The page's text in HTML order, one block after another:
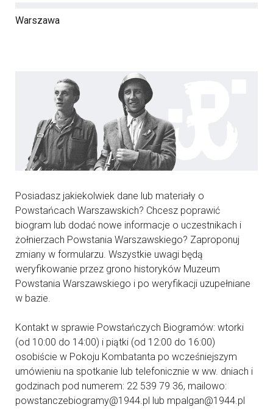
Warszawa
Posiadasz jakiekolwiek dane lub materiały o
Powstańcach Warszawskich? Chcesz poprawić
biogram lub dodać nowe informacje o uczestnikach i
żołnierzach Powstania Warszawskiego? Zaproponuj
zmiany w formularzu. Wszystkie uwagi będą
weryfikowanie przez grono historyków Muzeum
Powstania Warszawskiego i po weryfikacji uzupełniane
w bazie.
Kontakt w sprawie Powstańczych Biogramów: wtorki
(od 10:00 do 14:00) i piątki (od 12:00 do 16:00)
osobiście w Pokoju Kombatanta po wcześniejszym
umówieniu na spotkanie lub telefonicznie w ww. dniach i
godzinach pod numerem: 22 539 79 36, mailowo:
powstanczebiogramy@1944.pl lub mpalgan@1944.pl